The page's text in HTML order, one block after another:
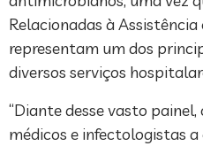
Relacionadas à Assistência
representam um dos
diversos serviços
“Diante desse vasto
médicos e infectologistas a